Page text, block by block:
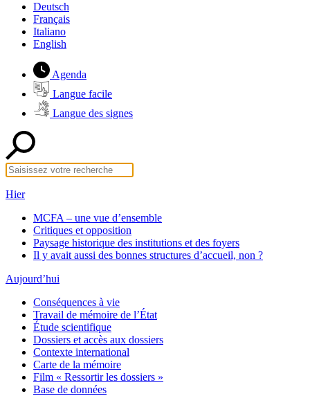
Deutsch
Français
Italiano
English
Agenda
Langue facile
Langue des signes
Hier
MCFA – une vue d’ensemble
Critiques et opposition
Paysage historique des institutions et des foyers
Il y avait aussi des bonnes structures d’accueil, non ?
Aujourd’hui
Conséquences à vie
Travail de mémoire de l’État
Étude scientifique
Dossiers et accès aux dossiers
Contexte international
Carte de la mémoire
Film « Ressortir les dossiers »
Base de données